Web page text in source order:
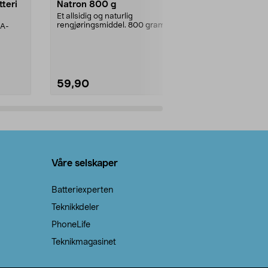
Natron 800 g
Et allsidig og naturlig
rengjøringsmiddel. 800 gram
59,90
Våre selskaper
Batteriexperten
Teknikkdeler
PhoneLife
Teknikmagasinet